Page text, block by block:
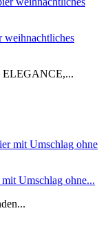
ELEGANCE,...
Umschlag ohne...